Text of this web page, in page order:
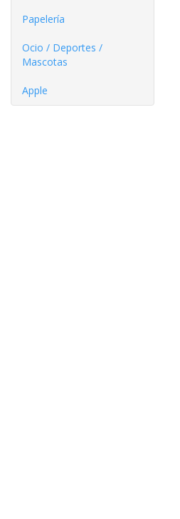
Papelería
Ocio / Deportes /
Mascotas
Apple